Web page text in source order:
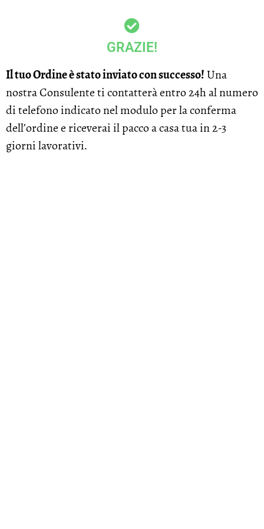
GRAZIE!
Il tuo Ordine è stato inviato con successo!Una
nostra Consulente ti contatterà entro 24h al numero
di telefono indicato nel modulo per la conferma
dell’ordine e riceverai il pacco a casa tua in 2-3
giorni lavorativi.